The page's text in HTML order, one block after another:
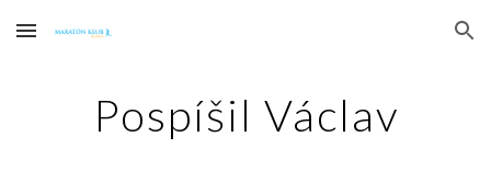
Skip to main content Skip to navigation
Pospíšil Václav